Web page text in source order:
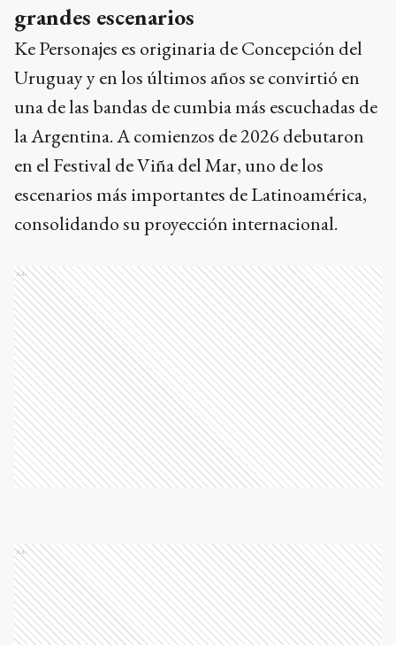
grandes escenarios
Ke Personajes es originaria de Concepción del
Uruguay y en los últimos años se convirtió en
una de las bandas de cumbia más escuchadas de
la Argentina. A comienzos de 2026 debutaron
en el Festival de Viña del Mar, uno de los
escenarios más importantes de Latinoamérica,
consolidando su proyección internacional.
Ads
Ads